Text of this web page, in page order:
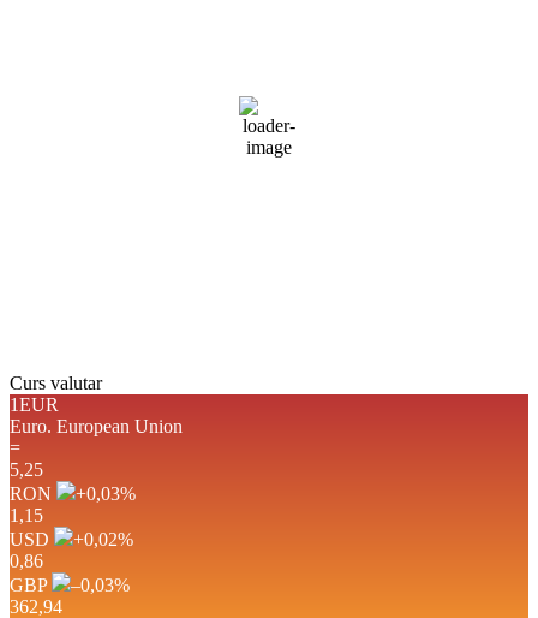
Curs valutar
1EUR
Euro. European Union
=
5,25
RON
+0,03%
1,15
USD
+0,02%
0,86
GBP
–0,03%
362,94